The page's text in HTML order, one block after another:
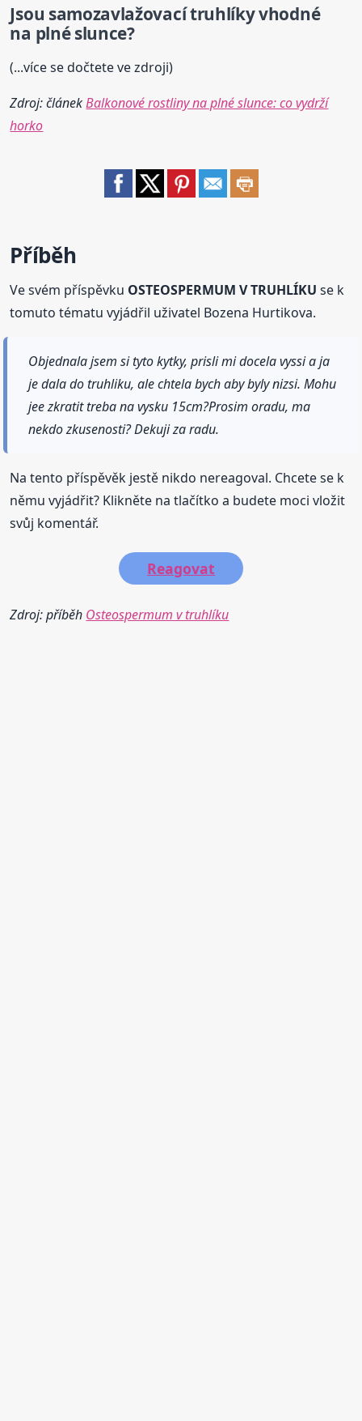
Jsou samozavlažovací truhlíky vhodné
na plné slunce?
(...více se dočtete ve zdroji)
Zdroj: článekBalkonové rostliny na plné slunce: co vydrží
horko
Příběh
Ve svém příspěvku OSTEOSPERMUM V TRUHLÍKU se k
tomuto tématu vyjádřil uživatel Bozena Hurtikova.
Objednala jsem si tyto kytky, prisli mi docela vyssi a ja
je dala do truhliku, ale chtela bych aby byly nizsi. Mohu
jee zkratit treba na vysku 15cm?Prosim oradu, ma
nekdo zkusenosti? Dekuji za radu.
Na tento příspěvěk jestě nikdo nereagoval. Chcete se k
němu vyjádřit? Klikněte na tlačítko a budete moci vložit
svůj komentář.
Reagovat
Zdroj: příběh Osteospermum v truhlíku